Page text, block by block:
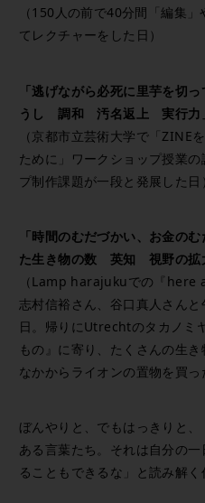
（150人の前で40分間「編集
てレクチャーをした日）
「逃げながら必死に里芋を切
うし 調和 汚名返上 実行力
（京都市立芸術大学で「
ために」ワークショップ授業
プ制作課題が一段と発展した日）
「時間のむだづかい、お金の
た生き物の数 英知 視野の拡
（Lamp harajukuでの『here
志村信裕さん、谷口真人さん
日。帰りにUtrechtのタカノミ
もの』に寄り、たくさんの生
なかからライオンの置物を買っ
ぼんやりと、でもはっきりと
ある言葉たち。それは自分の
ることもできるな」と読み解く